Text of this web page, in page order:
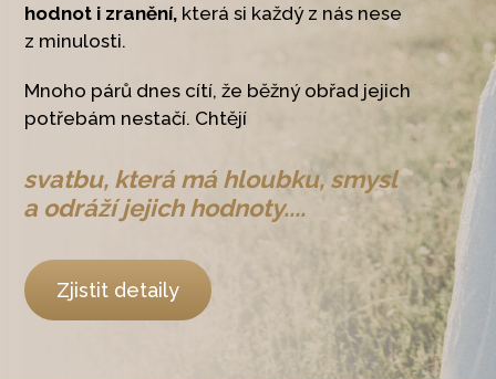
hodnot i zranění, která si každý z nás nese
z minulosti.
Mnoho párů dnes cítí, že běžný obřad jejich
potřebám nestačí. Chtějí
svatbu, která má hloubku, smysl
a odráží jejich hodnoty....
Zjistit detaily